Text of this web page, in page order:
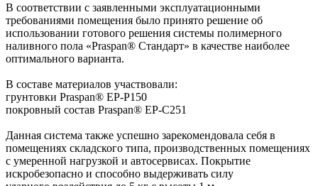
В соответствии с заявленными эксплуатационными
требованиями помещения было принято решение об
использовании готового решения системы полимерного
наливного пола «Praspan® Стандарт» в качестве наиболее
оптимального варианта.
В составе материалов участвовали:
грунтовки Praspan® ЕP-P150
покровный состав Praspan® ЕP-C251
Данная система также успешно зарекомендовала себя в
помещениях складского типа, производственных помещениях
с умеренной нагрузкой и автосервисах. Покрытие
искробезопасно и способно выдерживать силу